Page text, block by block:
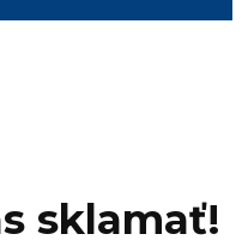
sklamať!